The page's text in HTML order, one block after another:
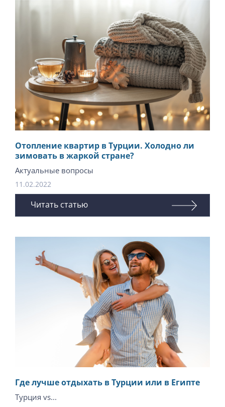
Отопление квартир в Турции. Холодно ли
зимовать в жаркой стране?
Актуальные вопросы
11.02.2022
Читать статью
Где лучше отдыхать в Турции или в Египте
Турция vs...